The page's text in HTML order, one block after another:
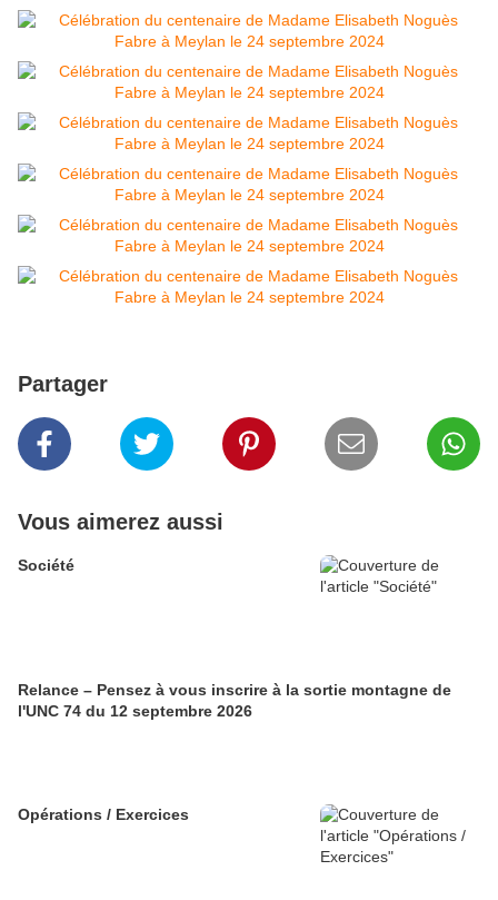
Partager
Vous aimerez aussi
Société
Relance – Pensez à vous inscrire à la sortie montagne de
l'UNC 74 du 12 septembre 2026
Opérations / Exercices